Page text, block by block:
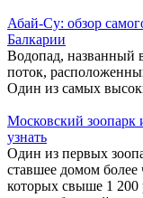
Абай-Су: обзор
Балкарии
Водопад, названный
поток,
Один из самых
Московский зоопарк
узнать
Один из первых
ставшее домом более
которых свыше 1 200